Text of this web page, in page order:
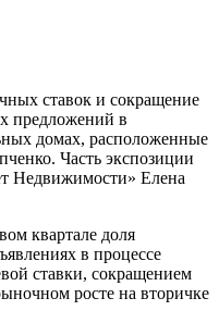
ставок и сокращение
предложений в
домах, расположенные
Часть экспозиции
Недвижимости» Елена
квартале доля
в процессе
ставки, сокращением
росте на вторичке